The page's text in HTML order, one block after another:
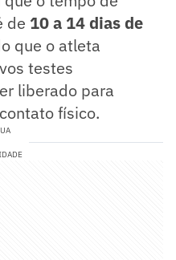
de 10 a 14 dias de
que o atleta
testes
liberado para
físico.